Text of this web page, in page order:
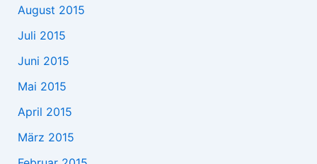
August 2015
Juli 2015
Juni 2015
Mai 2015
April 2015
März 2015